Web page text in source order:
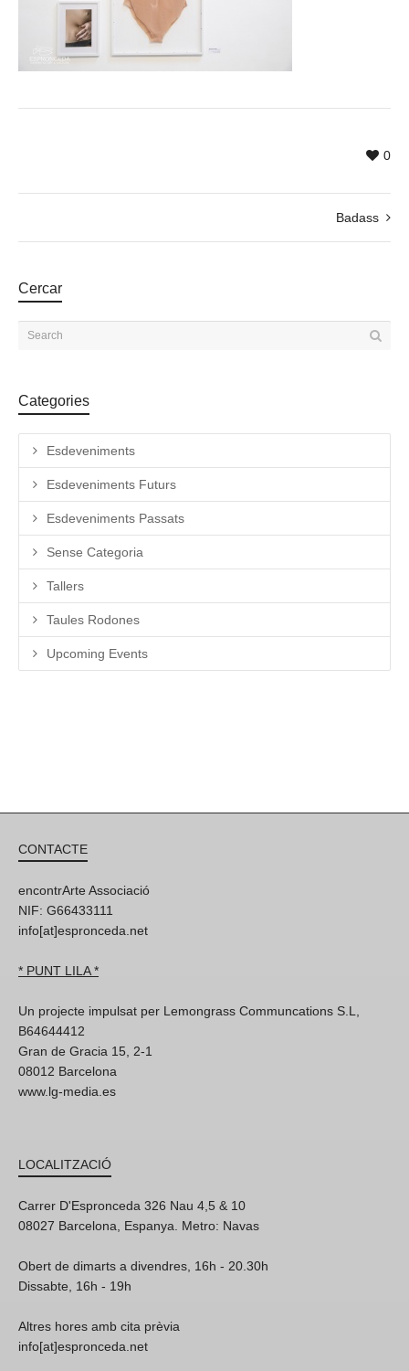
0
Badass
Cercar
Categories
Esdeveniments
Esdeveniments Futurs
Esdeveniments Passats
Sense Categoria
Tallers
Taules Rodones
Upcoming Events
CONTACTE
encontrArte Associació
NIF: G66433111
info[at]espronceda.net
* PUNT LILA *
Un projecte impulsat per Lemongrass Communcations S.L,
B64644412
Gran de Gracia 15, 2-1
08012 Barcelona
www.lg-media.es
LOCALITZACIÓ
Carrer D'Espronceda 326 Nau 4,5 & 10
08027 Barcelona, Espanya. Metro: Navas
Obert de dimarts a divendres, 16h - 20.30h
Dissabte, 16h - 19h
Altres hores amb cita prèvia
info[at]espronceda.net